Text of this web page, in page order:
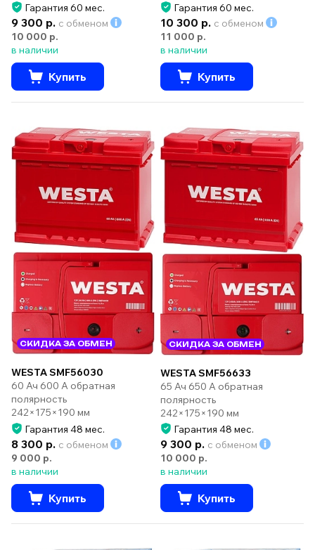
Гарантия 60 мес.
9 300 р. с обменом
10 000 р.
в наличии
Купить
Гарантия 60 мес.
10 300 р. с обменом
11 000 р.
в наличии
Купить
СКИДКА ЗА ОБМЕН
WESTA SMF56030
60 Ач 600 А обратная
полярность
242×175×190 мм
Гарантия 48 мес.
8 300 р. с обменом
9 000 р.
в наличии
Купить
СКИДКА ЗА ОБМЕН
WESTA SMF56633
65 Ач 650 А обратная
полярность
242×175×190 мм
Гарантия 48 мес.
9 300 р. с обменом
10 000 р.
в наличии
Купить